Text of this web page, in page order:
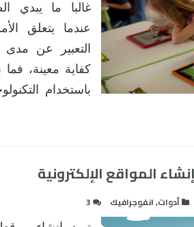
أيباد
لعرض
غالبا ما يبدي
عندما يتعلق
التعبير عن
كفاية معينة،
باستخدام
أدوات,انفوجرافيك 3